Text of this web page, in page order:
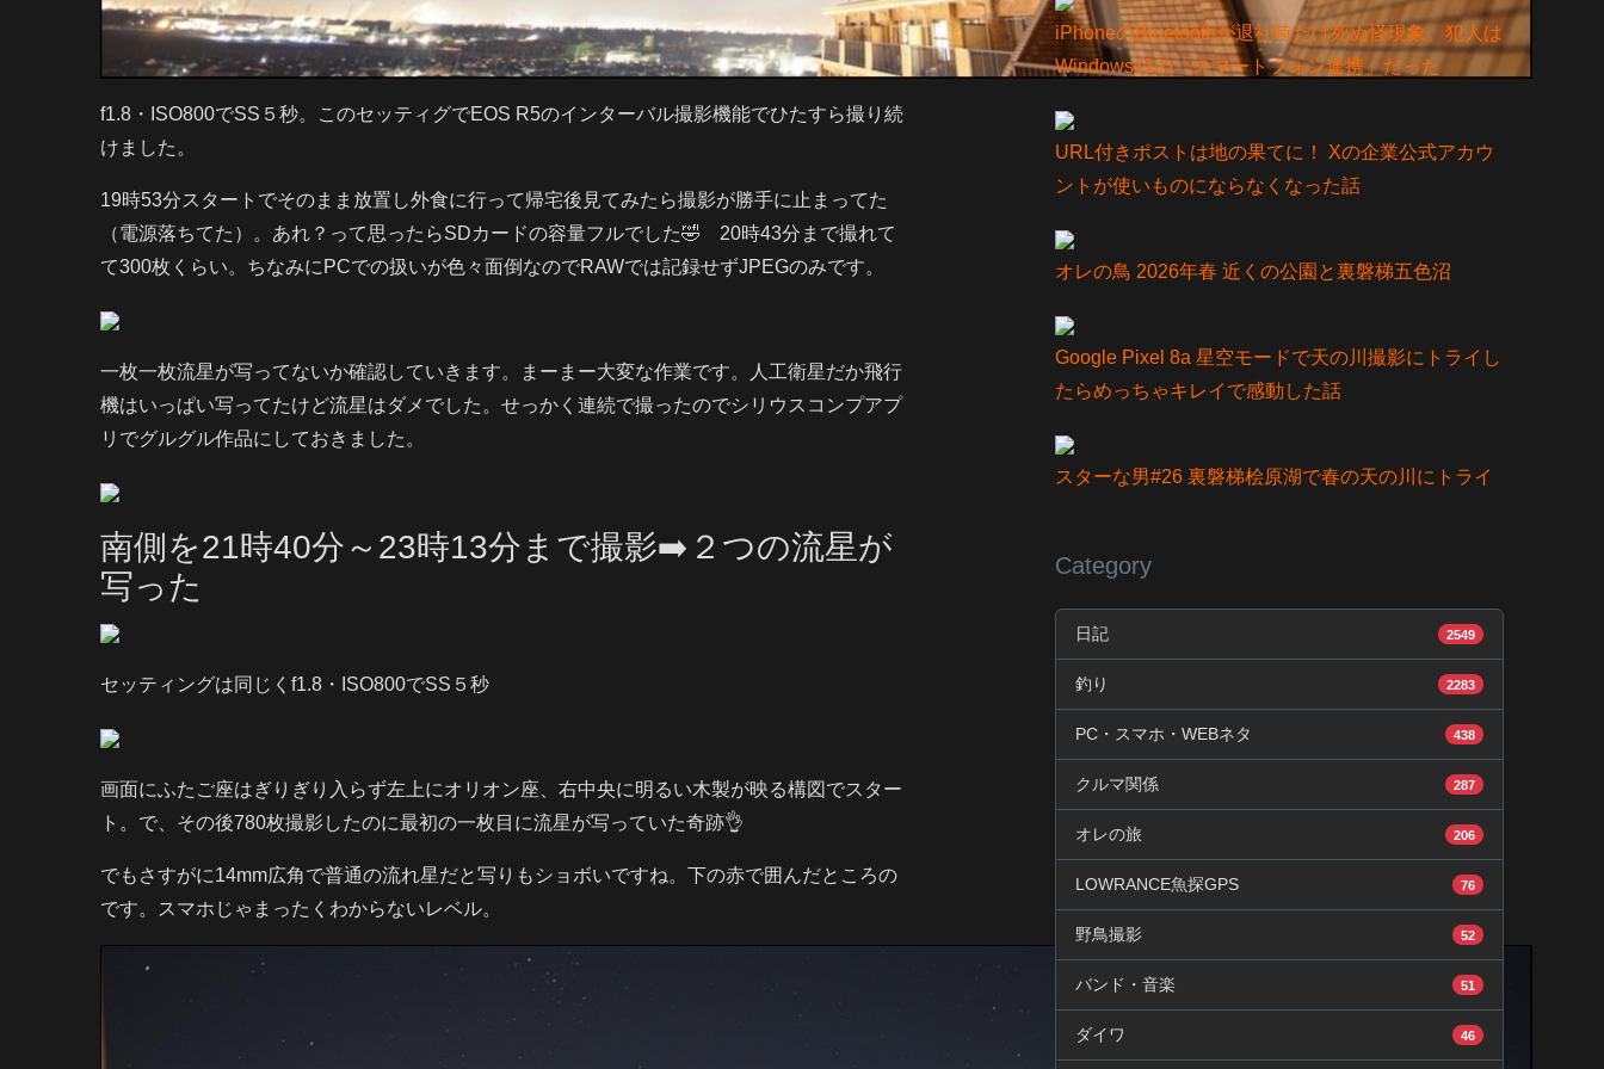
f1.8・ISO800でSS５秒。このセッティグでEOS R5のインターバル撮影機能でひたすら撮り続
けました。
19時53分スタートでそのまま放置し外食に行って帰宅後見てみたら撮影が勝手に止まってた
（電源落ちてた）。あれ？って思ったらSDカードの容量フルでした🤣 20時43分まで撮れて
て300枚くらい。ちなみにPCでの扱いが色々面倒なのでRAWでは記録せずJPEGのみです。
一枚一枚流星が写ってないか確認していきます。まーまー大変な作業です。人工衛星だか飛行
機はいっぱい写ってたけど流星はダメでした。せっかく連続で撮ったのでシリウスコンプアプ
リでグルグル作品にしておきました。
南側を21時40分～23時13分まで撮影➡️２つの流星が
写った
セッティングは同じくf1.8・ISO800でSS５秒
画面にふたご座はぎりぎり入らず左上にオリオン座、右中央に明るい木製が映る構図でスター
ト。で、その後780枚撮影したのに最初の一枚目に流星が写っていた奇跡👌
でもさすがに14mm広角で普通の流れ星だと写りもショボいですね。下の赤で囲んだところの
です。スマホじゃまったくわからないレベル。
iPhoneのBluetoothが退社時だけ死ぬ怪現象。犯人は
Windows11の「スマートフォン連携」だった
URL付きポストは地の果てに！ Xの企業公式アカウ
ントが使いものにならなくなった話
オレの鳥 2026年春 近くの公園と裏磐梯五色沼
Google Pixel 8a 星空モードで天の川撮影にトライし
たらめっちゃキレイで感動した話
スターな男#26 裏磐梯桧原湖で春の天の川にトライ
Category
日記 2549
釣り 2283
PC・スマホ・WEBネタ 438
クルマ関係 287
オレの旅 206
LOWRANCE魚探GPS 76
野鳥撮影 52
バンド・音楽 51
ダイワ 46